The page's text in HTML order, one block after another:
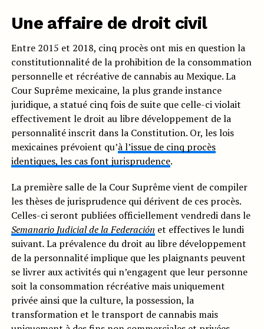
Une affaire de droit civil
Entre 2015 et 2018, cinq procès ont mis en question la
constitutionnalité de la prohibition de la consommation
personnelle et récréative de cannabis au Mexique. La
Cour Suprême mexicaine, la plus grande instance
juridique, a statué cinq fois de suite que celle-ci violait
effectivement le droit au libre développement de la
personnalité inscrit dans la Constitution. Or, les lois
mexicaines prévoient qu’à l’issue de cinq procès
identiques, les cas font jurisprudence.
La première salle de la Cour Suprême vient de compiler
les thèses de jurisprudence qui dérivent de ces procès.
Celles-ci seront publiées officiellement vendredi dans le
Semanario Judicial de la Federación et effectives le lundi
suivant.La prévalence du droit au libre développement
de la personnalité implique que les plaignants peuvent
se livrer aux activités qui n’engagent que leur personne
soit la consommation récréative mais uniquement
privée ainsi que la culture, la possession, la
transformation et le transport de cannabis mais